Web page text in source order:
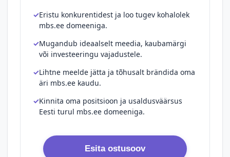
Eristu konkurentidest ja loo tugev kohalolek
mbs.ee domeeniga.
Mugandub ideaalselt meedia, kaubamärgi
või investeeringu vajadustele.
Lihtne meelde jätta ja tõhusalt brändida oma
äri mbs.ee kaudu.
Kinnita oma positsioon ja usaldusväärsus
Eesti turul mbs.ee domeeniga.
Esita ostusoov